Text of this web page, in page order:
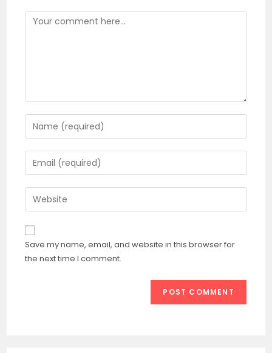
Comment
Enter
your
name
or
to
comment
Enter
your
email
address
comment
Enter
your
website
URL
(optional)
Save my name, email, and website in this browser for
the next time I comment.